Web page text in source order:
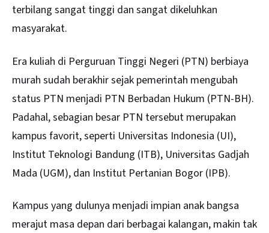
terbilang sangat tinggi dan sangat dikeluhkan
masyarakat.
Era kuliah di Perguruan Tinggi Negeri (PTN) berbiaya
murah sudah berakhir sejak pemerintah mengubah
status PTN menjadi PTN Berbadan Hukum (PTN-BH).
Padahal, sebagian besar PTN tersebut merupakan
kampus favorit, seperti Universitas Indonesia (UI),
Institut Teknologi Bandung (ITB), Universitas Gadjah
Mada (UGM), dan Institut Pertanian Bogor (IPB).
Kampus yang dulunya menjadi impian anak bangsa
merajut masa depan dari berbagai kalangan, makin tak